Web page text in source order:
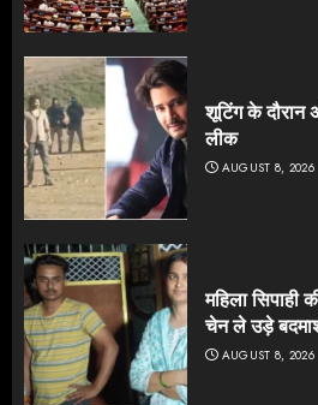
शूटिंग के दौरान
लीक
AUGUST 8, 2026
महिला सिपाही
चेन ले उड़े
AUGUST 8, 2026